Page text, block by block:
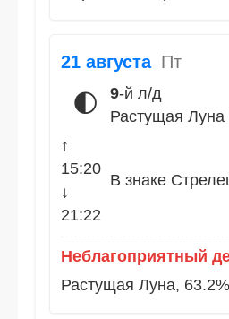
21 августа Пт
🌓 9-й л/д
Растущая Луна
↑
15:20
↓
21:22
В знаке
Неблагоприятный
Растущая Луна, 63.2%